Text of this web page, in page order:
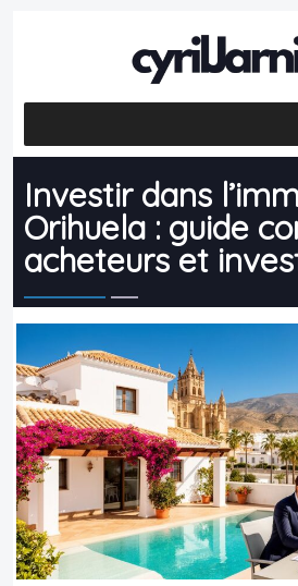
Investir dans
Orihuela : guide
acheteurs et